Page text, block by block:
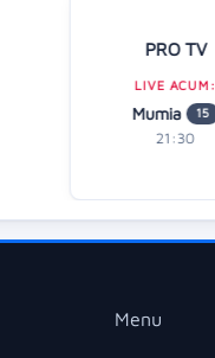
PRO TV
LIVE ACUM:
Mumia 15
21:30
Menu